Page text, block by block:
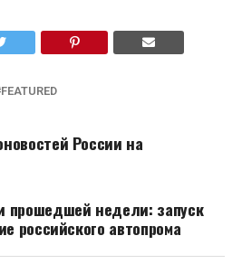
FEATURED
России на
прошедшей недели: запуск
российского автопрома